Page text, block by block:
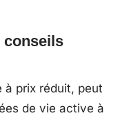
conseils
à prix réduit, peut
de vie active à